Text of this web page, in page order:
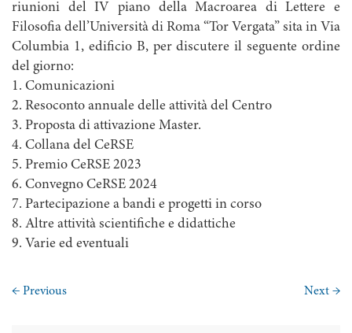
riunioni del IV piano della Macroarea di Lettere e
Filosofia dell’Università di Roma “Tor Vergata” sita in Via
Columbia 1, edificio B, per discutere il seguente ordine
del giorno:
1. Comunicazioni
2. Resoconto annuale delle attività del Centro
3. Proposta di attivazione Master.
4. Collana del CeRSE
5. Premio CeRSE 2023
6. Convegno CeRSE 2024
7. Partecipazione a bandi e progetti in corso
8. Altre attività scientifiche e didattiche
9. Varie ed eventuali
← Previous Next →